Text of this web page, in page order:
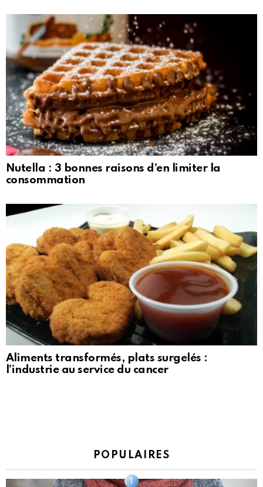
Nutella : 3 bonnes raisons d’en limiter la
consommation
Aliments transformés, plats surgelés :
l’industrie au service du cancer
POPULAIRES